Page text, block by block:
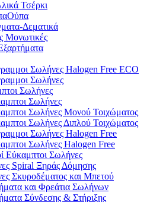
Τσέρκι
Ούπα
Δεματικά
Μονωτικές
Σωλήνες Halogen Free ECO
Σωλήνες
Σωλήνες
Σωλήνες
Σωλήνες Μονού Τοιχώματος
Σωλήνες Διπλού Τοιχώματος
Σωλήνες Halogen Free
Σωλήνες Halogen Free
Εύκαμπτοι Σωλήνες
Spiral Ξηράς Δόμησης
Σκυροδέματος και Μπετού
και Φρεάτια Σωλήνων
Σύνδεσης & Στήριξης